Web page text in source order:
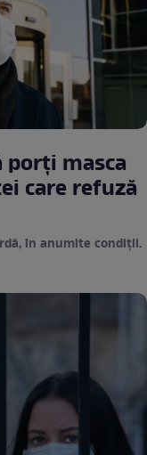
porți masca
care refuză
în anumite condiții.